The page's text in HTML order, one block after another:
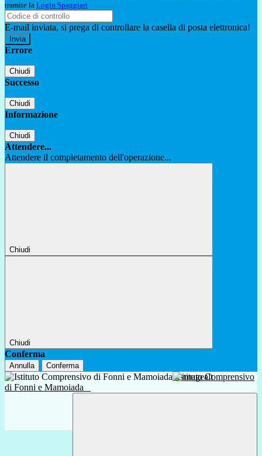
tramite la Login Spaggiari
E-mail inviata, si prega di controllare la casella di posta elettronica!
Errore
Chiudi
Successo
Chiudi
Informazione
Chiudi
Attendere...
Attendere il completamento dell'operazione...
Chiudi
Chiudi
Conferma
Annulla Conferma
Istituto Comprensivo
di Fonni e Mamoiada